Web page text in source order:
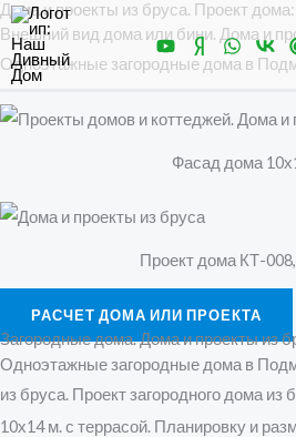
Перейти
к
содержимому
Дома и проекты из бруса. Проект
Внешний вид дома или бини. Дома и
Одноэтажные загородные дома в
Фасад дома
Проект дома КТ-
РАСЧЕТ ДОМА ИЛИ ПРОЕКТА
Загородные дома. Дома и проекты из
Одноэтажные загородные дома в
из бруса. Проект загородного дома из
10х14 м. с террасой. Планировку и